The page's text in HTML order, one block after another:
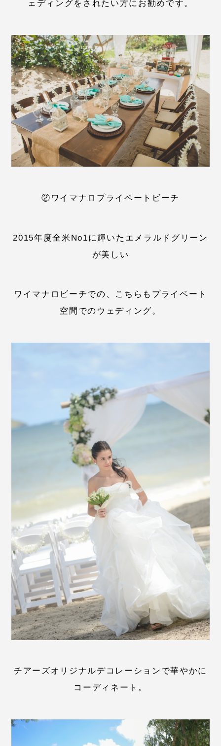
ェディングをされたい方にお勧めです。
②ワイマナロプライベートビーチ
2015年度全米No1に輝いたエメラルドグリーン
が美しい
ワイマナロビーチでの、こちらもプライベート
空間でのウェディング。
チアーズオリジナルデコレーションで華やかに
コーディネート。